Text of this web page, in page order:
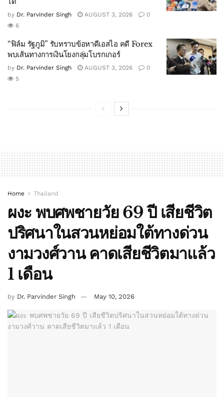
by Dr. Parvinder Singh AUGUST 3, 2026
0
6
“ฟิล์ม รัฐภูมิ” รับทราบข้อหาดีเอสไอ คดี Forex
พบเส้นทางการเงินโยงกลุ่มโบรกเกอร์
by Dr. Parvinder Singh AUGUST 3, 2026
0
5
Home Thailand
ผงะ พบศพชายวัย 69 ปี เสียชีวิต
ปริศนาในสวนหย่อมใต้ทางด่วน
งามวงศ์วาน คาดเสียชีวิตมาแล้ว
1 เดือน
by Dr. Parvinder Singh May 10, 2026